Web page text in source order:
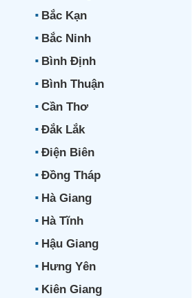
Bắc Kạn
Bắc Ninh
Bình Định
Bình Thuận
Cần Thơ
Đắk Lắk
Điện Biên
Đồng Tháp
Hà Giang
Hà Tĩnh
Hậu Giang
Hưng Yên
Kiên Giang